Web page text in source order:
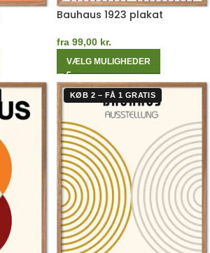
Bauhaus 1923 plakat
fra 99,00 kr.
VÆLG MULIGHEDER
KØB 2 – FÅ 1 GRATIS